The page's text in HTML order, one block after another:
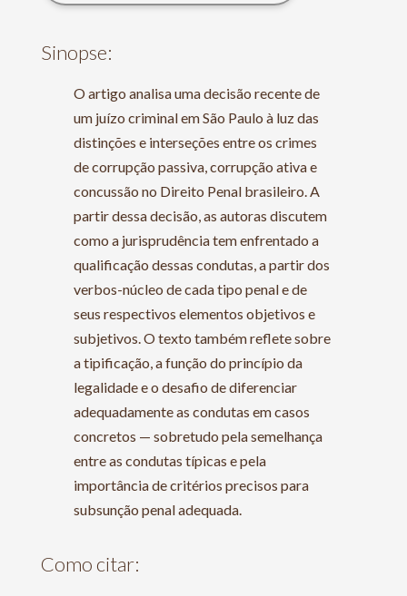
Sinopse:
O artigo analisa uma decisão recente de
um juízo criminal em São Paulo à luz das
distinções e interseções entre os crimes
de corrupção passiva, corrupção ativa e
concussão no Direito Penal brasileiro. A
partir dessa decisão, as autoras discutem
como a jurisprudência tem enfrentado a
qualificação dessas condutas, a partir dos
verbos-núcleo de cada tipo penal e de
seus respectivos elementos objetivos e
subjetivos. O texto também reflete sobre
a tipificação, a função do princípio da
legalidade e o desafio de diferenciar
adequadamente as condutas em casos
concretos — sobretudo pela semelhança
entre as condutas típicas e pela
importância de critérios precisos para
subsunção penal adequada.
Como citar: